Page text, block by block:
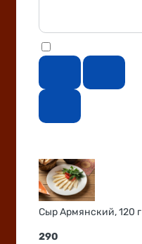
Сыр Армянский, 120 г
290